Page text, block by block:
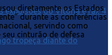
diretamente os Estados
durante as conferências
servindo como
cinturão de defesa